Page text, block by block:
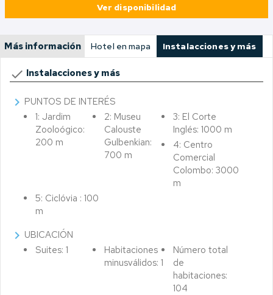
Ver disponibilidad
Más información Hotel en mapa Instalacciones y más
done Instalacciones y más
chevron_right PUNTOS DE INTERÉS
1: Jardim
Zooloógico:
200 m
2: Museu
Calouste
Gulbenkian:
700 m
3: El Corte
Inglés: 1000 m
4: Centro
Comercial
Colombo: 3000
m
5: Ciclóvia : 100
m
chevron_right UBICACIÓN
Suites: 1
Habitaciones
minusválidos: 1
Número total
de
habitaciones:
104